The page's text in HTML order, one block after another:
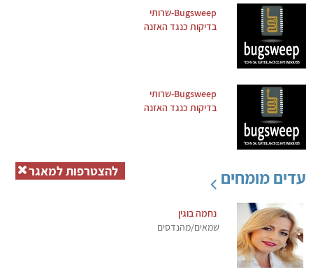
Bugsweep-שרותי
בדיקות כנגד האזנה
Bugsweep-שרותי
בדיקות כנגד האזנה
עדים מומחים
נחמה בוגין
שמאים/מהנדסים
להצטרפות למאגר